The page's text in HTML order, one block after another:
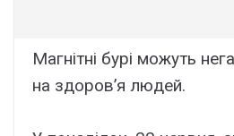
Магнітні бурі можуть
на здоров’я людей.